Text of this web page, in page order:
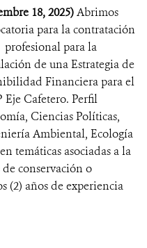
18, 2025)Abrimos
para la contratación
para la
de una Estrategia de
Financiera para el
Eje Cafetero. Perfil
Ciencias Políticas,
Ambiental, Ecología
temáticas asociadas a la
conservación o
(2) años de experiencia